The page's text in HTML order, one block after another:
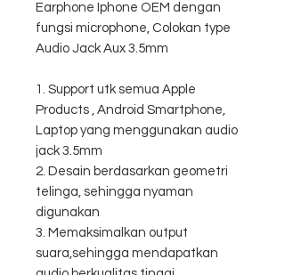
Earphone Iphone OEM dengan
fungsi microphone, Colokan type
Audio Jack Aux 3.5mm
1. Support utk semua Apple
Products , Android Smartphone,
Laptop yang menggunakan audio
jack 3.5mm
2. Desain berdasarkan geometri
telinga, sehingga nyaman
digunakan
3. Memaksimalkan output
suara,sehingga mendapatkan